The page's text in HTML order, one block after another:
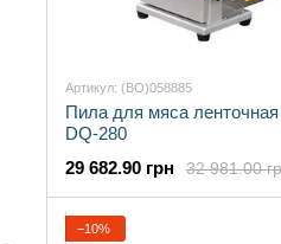
Артикул: (BO)058885
Пила для мяса
DQ-280
32 981.00
29 682.90 грн
−10%